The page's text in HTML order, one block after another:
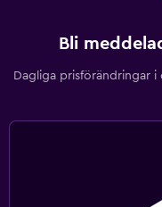
Bli
Dagliga prisförändringar